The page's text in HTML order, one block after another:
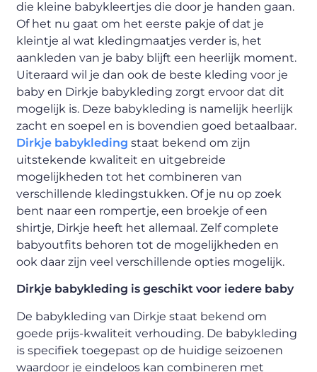
die kleine babykleertjes die door je handen gaan.
Of het nu gaat om het eerste pakje of dat je
kleintje al wat kledingmaatjes verder is, het
aankleden van je baby blijft een heerlijk moment.
Uiteraard wil je dan ook de beste kleding voor je
baby en Dirkje babykleding zorgt ervoor dat dit
mogelijk is. Deze babykleding is namelijk heerlijk
zacht en soepel en is bovendien goed betaalbaar.
Dirkje babykleding staat bekend om zijn
uitstekende kwaliteit en uitgebreide
mogelijkheden tot het combineren van
verschillende kledingstukken. Of je nu op zoek
bent naar een rompertje, een broekje of een
shirtje, Dirkje heeft het allemaal. Zelf complete
babyoutfits behoren tot de mogelijkheden en
ook daar zijn veel verschillende opties mogelijk.
Dirkje babykleding is geschikt voor iedere baby
De babykleding van Dirkje staat bekend om
goede prijs-kwaliteit verhouding. De babykleding
is specifiek toegepast op de huidige seizoenen
waardoor je eindeloos kan combineren met